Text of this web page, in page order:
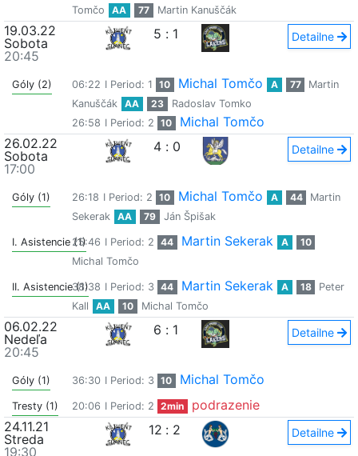
Tomčo
AA 77 Martin Kanuščák
19.03.22
Sobota
20:45
5 : 1 Detailne
Góly (2) 06:22 I Period: 1 10 Michal Tomčo A 77
Martin
Kanuščák
AA 23
Radoslav Tomko
26:58 I Period: 2 10
Michal Tomčo
26.02.22
Sobota
17:00
4 : 0 Detailne
Góly (1) 26:18 I Period: 2 10 Michal Tomčo A 44
Martin
Sekerak
AA 79 Ján Špišak
I. Asistencie (1)25:46 I Period: 2 44 Martin Sekerak A
10
Michal Tomčo
II. Asistencie (1)
38:38 I Period: 3 44 Martin Sekerak A 18
Peter
Kall
AA 10 Michal Tomčo
06.02.22
Nedeľa
20:45
6 : 1 Detailne
Góly (1) 36:30 I Period: 3 10 Michal Tomčo
Tresty (1) 20:06 I Period: 2 2min
podrazenie
24.11.21
Streda
19:30
12 : 2 Detailne